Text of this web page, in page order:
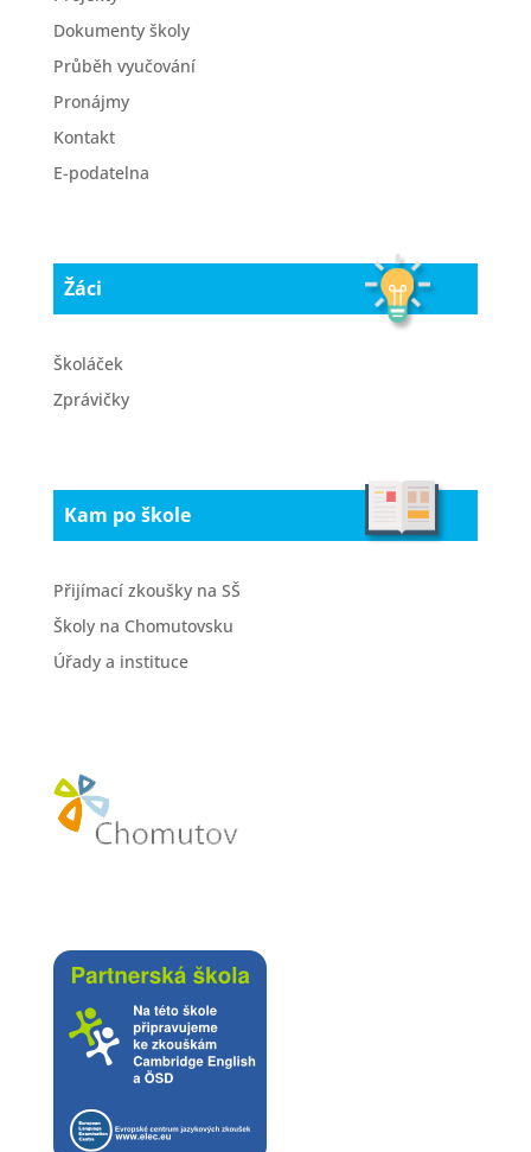
Dokumenty školy
Průběh vyučování
Pronájmy
Kontakt
E-podatelna
Žáci
Školáček
Zprávičky
Kam po škole
Přijímací zkoušky na SŠ
Školy na Chomutovsku
Úřady a instituce